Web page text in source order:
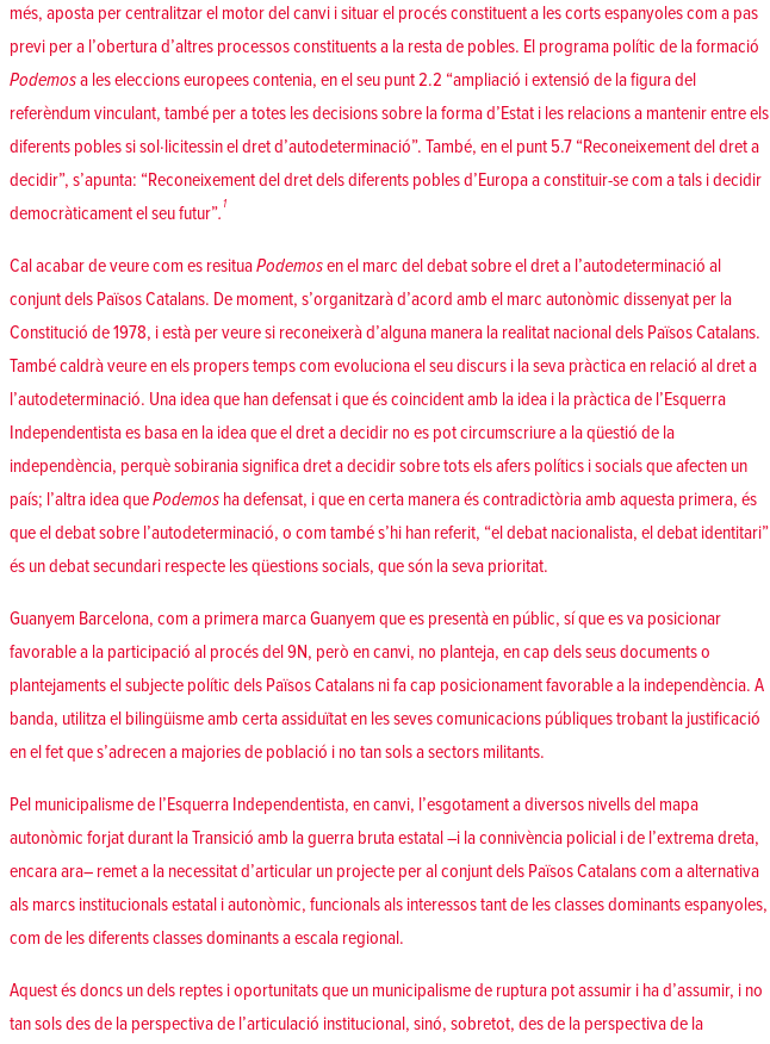
més, aposta per centralitzar el motor del canvi i situar el procés constituent a les corts espanyoles com a pas
previ per a l’obertura d’altres processos constituents a la resta de pobles. El programa polític de la formació
Podemosa les eleccions europees contenia, en el seu punt 2.2 “ampliació i extensió de la figura del
referèndum vinculant, també per a totes les decisions sobre la forma d’Estat i les relacions a mantenir entre els
diferents pobles si sol·licitessin el dret d’autodeterminació”. També, en el punt 5.7 “Reconeixement del dret a
decidir”, s’apunta: “Reconeixement del dret dels diferents pobles d’Europa a constituir-se com a tals i decidir
democràticament el seu futur”.1
Cal acabar de veure com es resituaPodemosen el marc del debat sobre el dret a l’autodeterminació al
conjunt dels Països Catalans. De moment, s’organitzarà d’acord amb el marc autonòmic dissenyat per la
Constitució de 1978, i està per veure si reconeixerà d’alguna manera la realitat nacional dels Països Catalans.
També caldrà veure en els propers temps com evoluciona el seu discurs i la seva pràctica en relació al dret a
l’autodeterminació. Una idea que han defensat i que és coincident amb la idea i la pràctica de l’Esquerra
Independentista es basa en la idea que el dret a decidir no es pot circumscriure a la qüestió de la
independència, perquè sobirania significa dret a decidir sobre tots els afers polítics i socials que afecten un
país; l’altra idea quePodemos ha defensat, i que en certa manera és contradictòria amb aquesta primera, és
que el debat sobre l’autodeterminació, o com també s’hi han referit, “el debat nacionalista, el debat identitari”
és un debat secundari respecte les qüestions socials, que són la seva prioritat.
Guanyem Barcelona, com a primera marca Guanyem que es presentà en públic, sí que es va posicionar
favorable a la participació al procés del 9N, però en canvi, no planteja, en cap dels seus documents o
plantejaments el subjecte polític dels Països Catalans ni fa cap posicionament favorable a la independència. A
banda, utilitza el bilingüisme amb certa assiduïtat en les seves comunicacions públiques trobant la justificació
en el fet que s’adrecen a majories de població i no tan sols a sectors militants.
Pel municipalisme de l’Esquerra Independentista, en canvi, l’esgotament a diversos nivells del mapa
autonòmic forjat durant la Transició amb la guerra bruta estatal –i la connivència policial i de l’extrema dreta,
encara ara– remet a la necessitat d’articular un projecte per al conjunt dels Països Catalans com a alternativa
als marcs institucionals estatal i autonòmic, funcionals als interessos tant de les classes dominants espanyoles,
com de les diferents classes dominants a escala regional.
Aquest és doncs un dels reptes i oportunitats que un municipalisme de ruptura pot assumir i ha d’assumir, i no
tan sols des de la perspectiva de l’articulació institucional, sinó, sobretot, des de la perspectiva de la